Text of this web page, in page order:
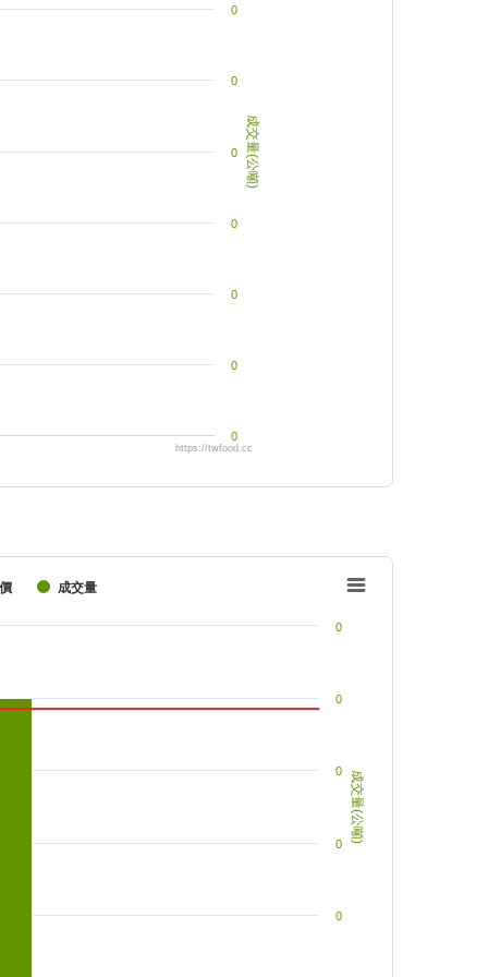
成交量(公噸)
0
0
0
0
0
0
0
https://twfood.cc
成交量(公噸)
成交量
0
0
0
0
0